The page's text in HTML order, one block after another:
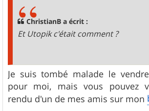
ChristianB a écrit :
Et Utopik c'était comment ?
Je suis tombé malade le
pour moi, mais vous pouvez
rendu d'un de mes amis sur mon